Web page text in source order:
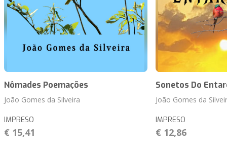
Nômades Poemações
João Gomes da Silveira
IMPRESO
€ 15,41
Sonetos Do
João Gomes da
IMPRESO
€ 12,86